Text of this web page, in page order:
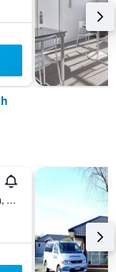
344 Durham Street North, Christchurch, Nya Zeeland